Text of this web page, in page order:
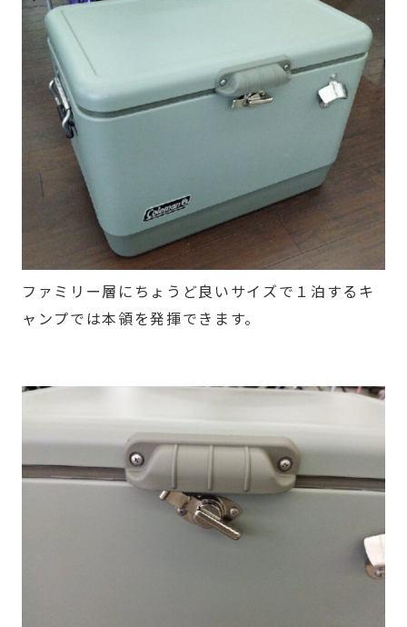
ファミリー層にちょうど良いサイズで１泊するキ
ャンプでは本領を発揮できます。